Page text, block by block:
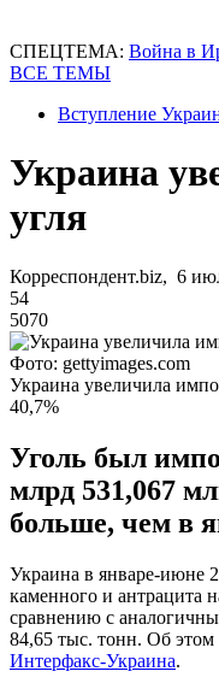
СПЕЦТЕМА: Война в
ВСЕ ТЕМЫ
Вступление
Украина
угля
Корреспондент.biz, 6
54
5070
Фото: gettyimages.com
Украина увеличила
40,7%
Уголь был
млрд 531,067
больше, чем в
Украина в январе-июне
каменного и антрацита
сравнению с
84,65 тыс. тонн. Об
Интерфакс-Украина.